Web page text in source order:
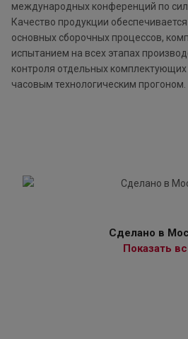
международных конференций по
Качество продукции
основных сборочных процессов,
испытанием на всех этапах
контроля отдельных
часовым технологическим прогоном.
Сделано в
Показать